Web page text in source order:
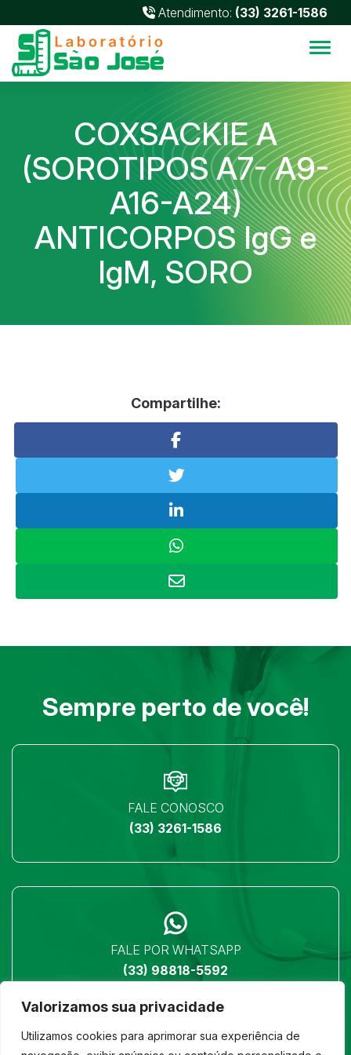
Valorizamos sua privacidade
Utilizamos cookies para aprimorar sua experiência de
Atendimento: (33) 3261-1586
COXSACKIE A
(SOROTIPOS A7- A9-
A16-A24)
ANTICORPOS IgG e
IgM, SORO
Compartilhe:
Sempre perto de você!
FALE CONOSCO
(33) 3261-1586
FALE POR WHATSAPP
(33) 98818-5592